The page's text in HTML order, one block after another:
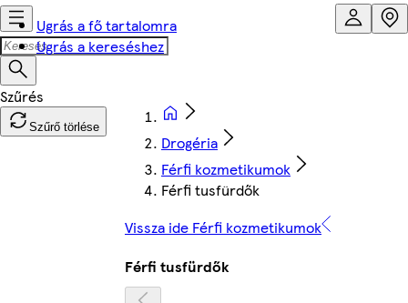
Ugrás a fő tartalomra
Ugrás a kereséshez
Szűrő törlése
Drogéria
Férfi kozmetikumok
Férfi tusfürdők
Vissza ide Férfi kozmetikumok
Férfi tusfürdők